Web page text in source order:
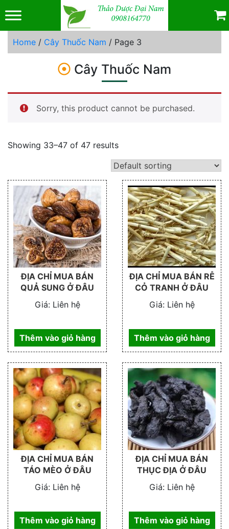
to
content
Home / Cây Thuốc Nam / Page 3
Cây Thuốc Nam
Sorry, this product cannot be purchased.
Showing 33–47 of 47 results
ĐỊA CHỈ MUA BÁN
QUẢ SUNG Ở ĐÂU
Giá:Liên hệ
Thêm vào giỏ hàng
ĐỊA CHỈ MUA BÁN RỄ
CỎ TRANH Ở ĐÂU
Giá:Liên hệ
Thêm vào giỏ hàng
ĐỊA CHỈ MUA BÁN
TÁO MÈO Ở ĐÂU
Giá:Liên hệ
Thêm vào giỏ hàng
ĐỊA CHỈ MUA BÁN
THỤC ĐỊA Ở ĐÂU
Giá:Liên hệ
Thêm vào giỏ hàng